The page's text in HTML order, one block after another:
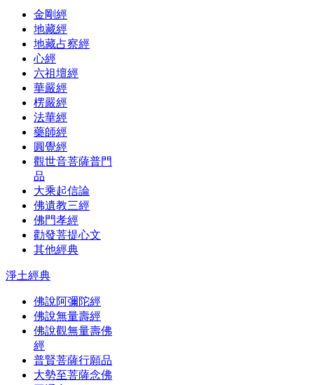
金剛經
地藏經
地藏占察經
心經
六祖壇經
華嚴經
楞嚴經
法華經
藥師經
圓覺經
觀世音菩薩普門
品
大乘起信論
佛遺教三經
佛門孝經
勸發菩提心文
其他經典
淨土經典
佛說阿彌陀經
佛說無量壽經
佛說觀無量壽佛
經
普賢菩薩行願品
大勢至菩薩念佛